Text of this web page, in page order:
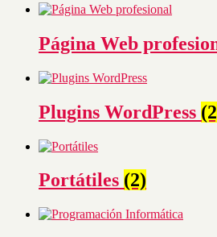
Página Web
Plugins WordPress
Portátiles (2)